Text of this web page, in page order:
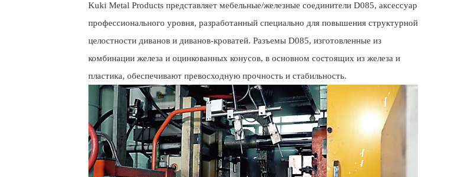
Kuki Metal Products представляет мебельные/железные соединители D085, аксессуар
профессионального уровня, разработанный специально для повышения структурной
целостности диванов и диванов-кроватей. Разъемы D085, изготовленные из
комбинации железа и оцинкованных конусов, в основном состоящих из железа и
пластика, обеспечивают превосходную прочность и стабильность.